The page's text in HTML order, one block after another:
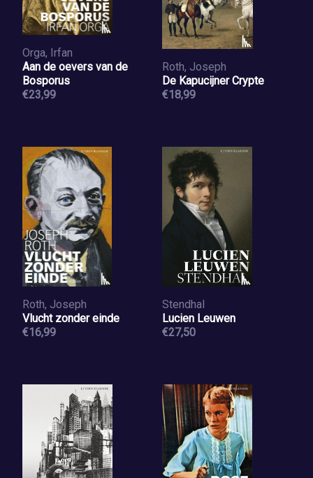
Orga, Irfan
Aan de oevers van de
Bosporus
€23,99
Roth, Joseph
De Kapucijner Crypte
€18,99
Roth, Joseph
Vlucht zonder einde
€16,99
Stendhal
Lucien Leuwen
€27,50